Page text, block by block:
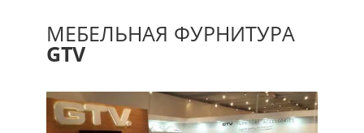
МЕБЕЛЬНАЯ ФУРНИТУРА
GTV